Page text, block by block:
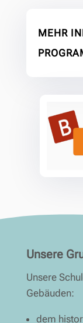
MEHR
Unsere
Unsere
Gebäuden:
dem